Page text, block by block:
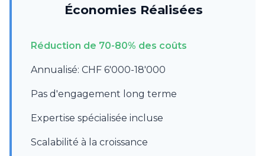
Économies Réalisées
Réduction de 70-80% des coûts
Annualisé: CHF 6'000-18'000
Pas d'engagement long terme
Expertise spécialisée incluse
Scalabilité à la croissance